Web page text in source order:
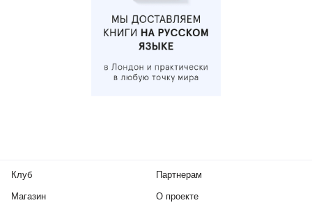
Клуб
Магазин
Партнерам
О проекте